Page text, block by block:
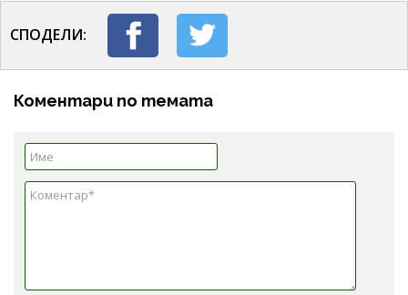
СПОДЕЛИ:
Коментари по темата